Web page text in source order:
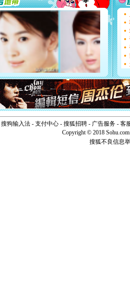
[圣诞节]
能正大
天都要快
[圣诞节]
如意,快
[元旦]
看
断电。
你是我
[元旦] 如
起；二是
离。水晶
[元旦]当
泣，这痛
卖了。水
[春节]
风
颜！冬去
[春节]传
搜狗输入法- 支付中心- 搜狐招聘- 广告服务- 客
Copyright © 2018
搜狐不良信息